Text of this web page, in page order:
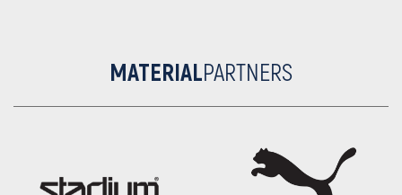
MATERIALPARTNERS